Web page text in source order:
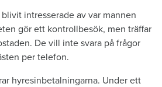
intresserade av var mannen
gör ett kontrollbesök, men träffar
De vill inte svara på frågor
per telefon.
hyresinbetalningarna. Under ett